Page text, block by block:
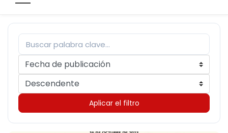
Aplicar el filtro